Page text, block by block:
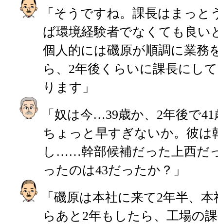
「そうですね。課長はまっと
ば環境経験者でなくても良い
個人的には磯原が順調に業務
ら、2年後くらいに課長にし
ります」
「奴は今…39歳か、2年後で
ちょっと早すぎないか。彼は
し……幹部候補だった上西だ
ったのは43だったか？」
「磯原は本社に来て2年半、
らあと2年もしたら、工場の